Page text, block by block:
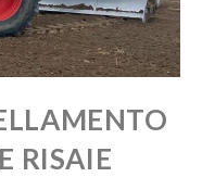
RISAIE